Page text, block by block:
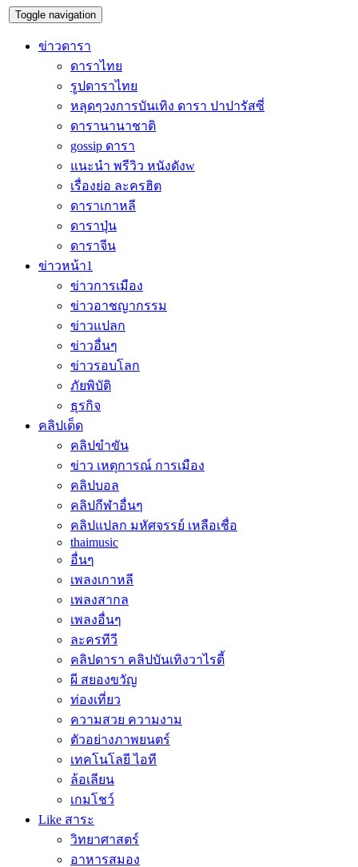
Toggle navigation
ข่าวดารา
ดาราไทย
รูปดาราไทย
หลุดๆวงการบันเทิง ดารา ปาปารัสซี่
ดารานานาชาติ
gossip ดารา
แนะนำ พรีวิว หนังดังw
เรื่องย่อ ละครฮิต
ดาราเกาหลี
ดาราปุ่น
ดาราจีน
ข่าวหน้า1
ข่าวการเมือง
ข่าวอาชญากรรม
ข่าวแปลก
ข่าวอื่นๆ
ข่าวรอบโลก
ภัยพิบัติ
ธุรกิจ
คลิปเด็ด
คลิปขำขัน
ข่าว เหตุการณ์ การเมือง
คลิปบอล
คลิปกีฬาอื่นๆ
คลิปแปลก มหัศจรรย์ เหลือเชื่อ
thaimusic
อื่นๆ
เพลงเกาหลี
เพลงสากล
เพลงอื่นๆ
ละครทีวี
คลิปดารา คลิปบันเทิงวาไรตี้
ผี สยองขวัญ
ท่องเที่ยว
ความสวย ความงาม
ตัวอย่างภาพยนตร์
เทคโนโลยี ไอที
ล้อเลียน
เกมโชว์
Like สาระ
วิทยาศาสตร์
อาหารสมอง